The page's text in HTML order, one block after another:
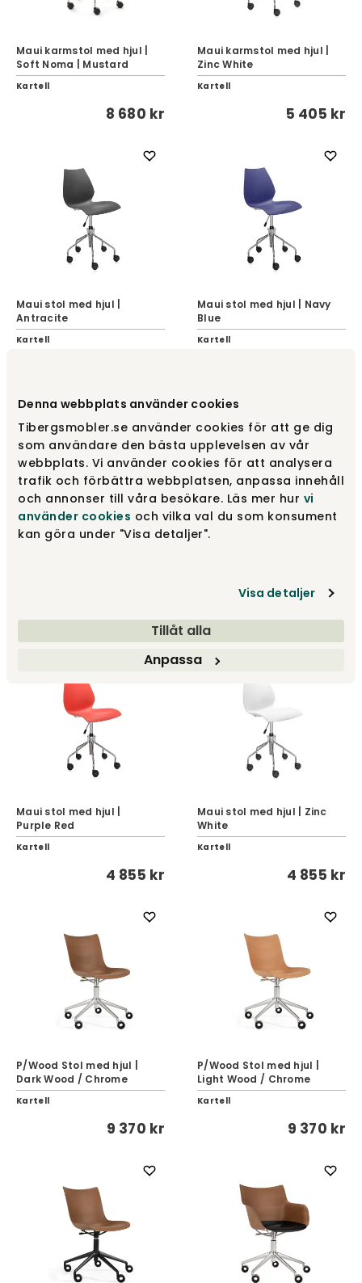
Denna webbplats använder cookies
Tibergsmobler.se använder cookies för att ge dig
som användare den bästa upplevelsen av vår
webbplats. Vi använder cookies för att analysera
trafik och förbättra webbplatsen, anpassa innehåll
och annonser till våra besökare. Läs mer hur vi
använder cookies och vilka val du som konsument
kan göra under "Visa detaljer".
Visa detaljer
Tillåt alla
Anpassa
Maui karmstol med hjul |
Soft Noma | Mustard
Kartell
8 680 kr
Maui karmstol med hjul |
Zinc White
Kartell
5 405 kr
Maui stol med hjul |
Antracite
Kartell
Maui stol med hjul | Navy
Blue
Kartell
4 855 kr 4 855 kr
Maui stol med hjul |
Purple Red
Kartell
4 855 kr
Maui stol med hjul | Zinc
White
Kartell
4 855 kr
P/Wood Stol med hjul |
Dark Wood / Chrome
Kartell
9 370 kr
P/Wood Stol med hjul |
Light Wood / Chrome
Kartell
9 370 kr